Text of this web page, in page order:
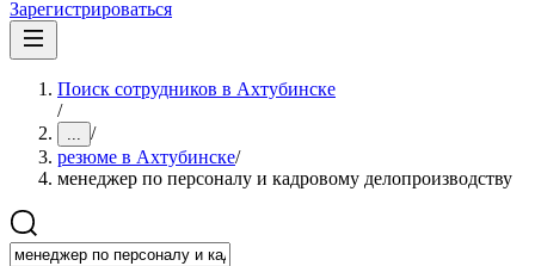
Зарегистрироваться
Поиск сотрудников в Ахтубинске
/
... /
резюме в Ахтубинске/
менеджер по персоналу и кадровому делопроизводству